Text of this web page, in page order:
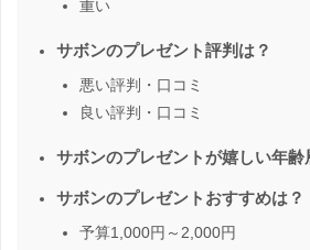
重い
サボンのプレゼント評判は？
悪い評判・口コミ
良い評判・口コミ
サボンのプレゼントが嬉しい年齢
サボンのプレゼントおすすめは？
予算1,000円～2,000円